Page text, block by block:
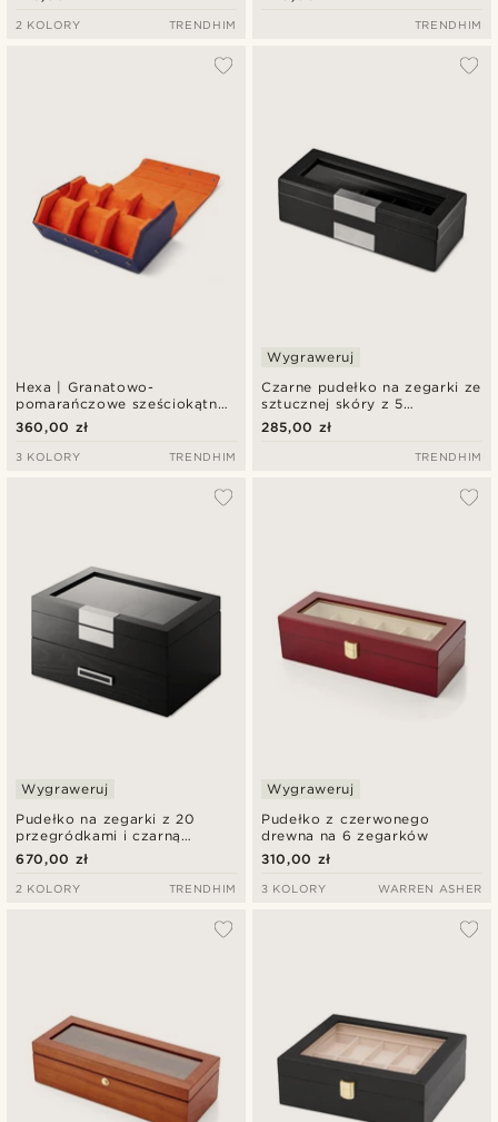
2 KOLORY TRENDHIM TRENDHIM
Hexa | Granatowo-
pomarańczowe sześciokątne
pudełko na zegarki z
ekologicznej skóry - na 6
zegarków
360,00 zł
3 KOLORY TRENDHIM
Czarne pudełko na zegarki ze
sztucznej skóry z 5
przegródkami
Wygraweruj
285,00 zł
TRENDHIM
Pudełko na zegarki z 20
przegródkami i czarną
okleiną
Wygraweruj
670,00 zł
2 KOLORY TRENDHIM
Pudełko z czerwonego
drewna na 6 zegarków
Wygraweruj
310,00 zł
3 KOLORY WARREN ASHER